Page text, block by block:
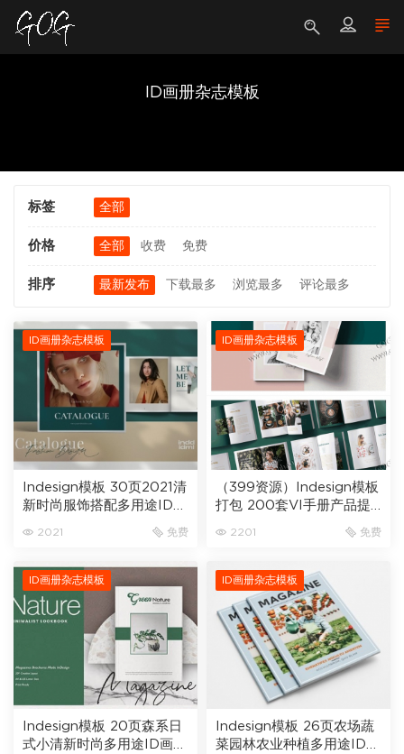
ID画册杂志模板
标签 全部
价格 全部 收费 免费
排序 最新发布 下载最多 浏览最多 评论最多
Indesign模板 30页2021清
新时尚服饰搭配多用途ID画
ID画册杂志模板
2021 免费
（399资源）Indesign模板
打包 200套VI手册产品提
ID画册杂志模板
2201 免费
Indesign模板 20页森系日
式小清新时尚多用途ID画册
ID画册杂志模板
Indesign模板 26页农场蔬
菜园林农业种植多用途ID画
ID画册杂志模板